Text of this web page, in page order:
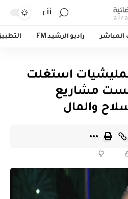
أأ
المباشر راديو الرشيد FM
استغلت
مشاريع
والمال